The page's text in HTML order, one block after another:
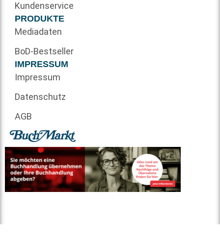
Kundenservice
PRODUKTE
Mediadaten
BoD-Bestseller
IMPRESSUM
Impressum
Datenschutz
AGB